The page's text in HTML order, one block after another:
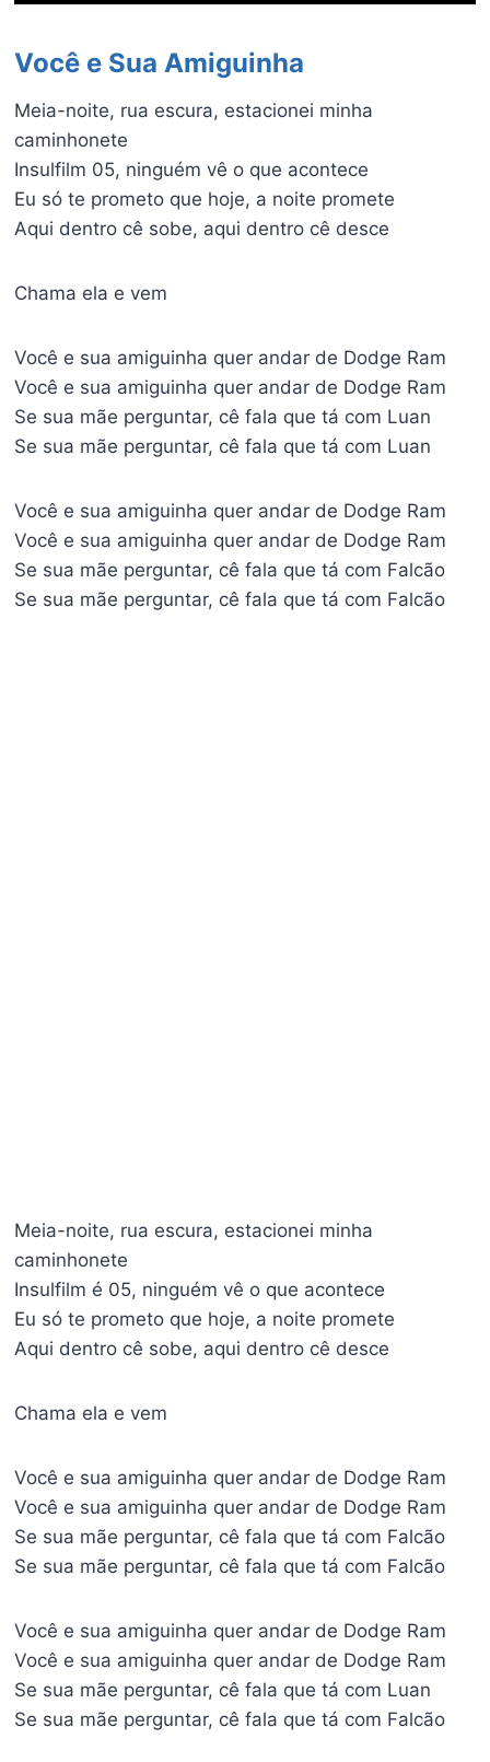
Você e Sua Amiguinha
Meia-noite, rua escura, estacionei minha
caminhonete
Insulfilm 05, ninguém vê o que acontece
Eu só te prometo que hoje, a noite promete
Aqui dentro cê sobe, aqui dentro cê desce
Chama ela e vem
Você e sua amiguinha quer andar de Dodge Ram
Você e sua amiguinha quer andar de Dodge Ram
Se sua mãe perguntar, cê fala que tá com Luan
Se sua mãe perguntar, cê fala que tá com Luan
Você e sua amiguinha quer andar de Dodge Ram
Você e sua amiguinha quer andar de Dodge Ram
Se sua mãe perguntar, cê fala que tá com Falcão
Se sua mãe perguntar, cê fala que tá com Falcão
Meia-noite, rua escura, estacionei minha
caminhonete
Insulfilm é 05, ninguém vê o que acontece
Eu só te prometo que hoje, a noite promete
Aqui dentro cê sobe, aqui dentro cê desce
Chama ela e vem
Você e sua amiguinha quer andar de Dodge Ram
Você e sua amiguinha quer andar de Dodge Ram
Se sua mãe perguntar, cê fala que tá com Falcão
Se sua mãe perguntar, cê fala que tá com Falcão
Você e sua amiguinha quer andar de Dodge Ram
Você e sua amiguinha quer andar de Dodge Ram
Se sua mãe perguntar, cê fala que tá com Luan
Se sua mãe perguntar, cê fala que tá com Falcão